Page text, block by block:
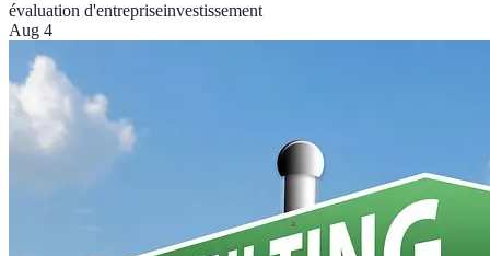
évaluation d'entrepriseinvestissement
Aug 4